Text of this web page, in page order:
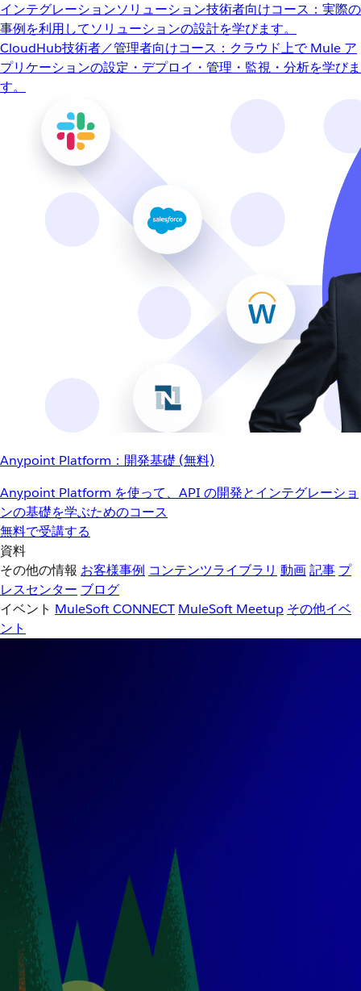
インテグレーションソリューション技術者向けコース：実際の
事例を利用してソリューションの設計を学びます。
CloudHub技術者／管理者向けコース：クラウド上で Mule ア
プリケーションの設定・デプロイ・管理・監視・分析を学びま
す。
Anypoint Platform：開発基礎 (無料)
Anypoint Platform を使って、API の開発とインテグレーショ
ンの基礎を学ぶためのコース
無料で受講する
資料
その他の情報 お客様事例 コンテンツライブラリ 動画記事 プ
レスセンター ブログ
イベント MuleSoft CONNECT MuleSoft Meetup その他イベ
ント